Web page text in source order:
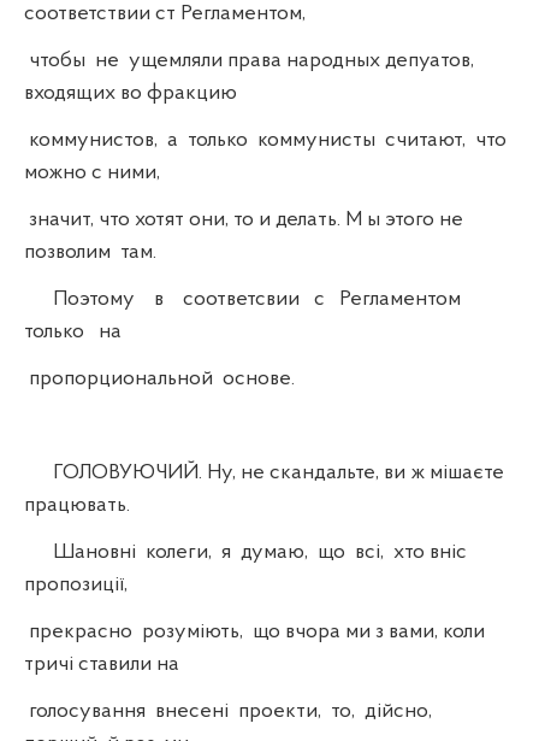
соответствии ст Регламентом,
чтобы не ущемляли права народных депуатов,
входящих во фракцию
коммунистов, а только коммунисты считают, что
можно с ними,
значит, что хотят они, то и делать. М ы этого не
позволим там.
Поэтому в соответсвии с Регламентом
только на
пропорциональной основе.
ГОЛОВУЮЧИЙ. Ну, не скандальте, ви ж мішаєте
працювать.
Шановні колеги, я думаю, що всі, хто вніс
пропозиції,
прекрасно розуміють, що вчора ми з вами, коли
тричі ставили на
голосування внесені проекти, то, дійсно,